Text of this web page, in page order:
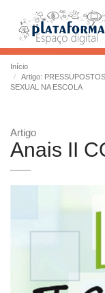
Início
Artigo:
SEXUAL NA ESCOLA
Artigo
Anais II